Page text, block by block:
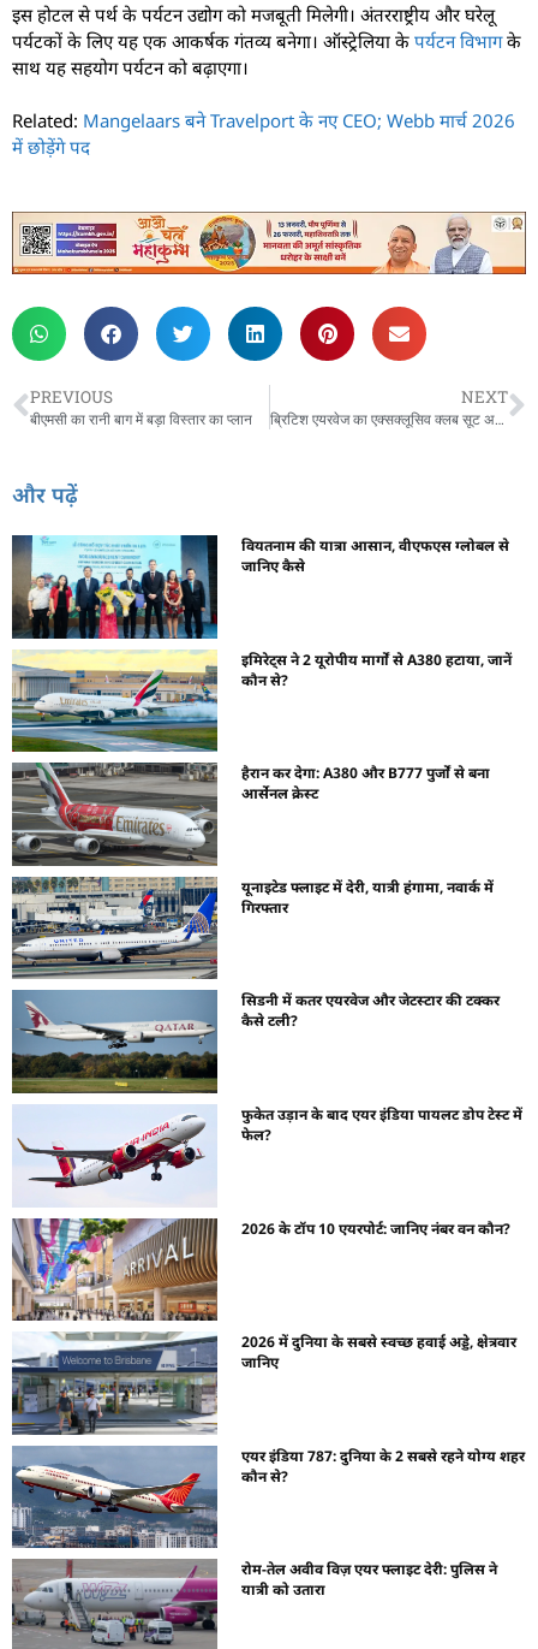
इस होटल से पर्थ के पर्यटन उद्योग को मजबूती मिलेगी। अंतरराष्ट्रीय और घरेलू
पर्यटकों के लिए यह एक आकर्षक गंतव्य बनेगा। ऑस्ट्रेलिया के पर्यटन विभागके
साथ यह सहयोग पर्यटन को बढ़ाएगा।
Related: Mangelaars बने Travelport के नए CEO; Webb मार्च 2026
में छोड़ेंगे पद
PREVIOUS
बीएमसी का रानी बाग में बड़ा विस्तार का प्लान
NEXT
ब्रिटिश एयरवेज का एक्सक्लूसिव क्लब सूट अब गैटविक एयरपोर्ट पर, नई 787-10 ड्रीमलाइनर फ्लीट के साथ
और पढ़ें
वियतनाम की यात्रा आसान, वीएफएस ग्लोबल से
जानिए कैसे
इमिरेट्स ने 2 यूरोपीय मार्गों से A380 हटाया, जानें
कौन से?
हैरान कर देगा: A380 और B777 पुर्जों से बना
आर्सेनल क्रेस्ट
यूनाइटेड फ्लाइट में देरी, यात्री हंगामा, नवार्क में
गिरफ्तार
सिडनी में कतर एयरवेज और जेटस्टार की टक्कर
कैसे टली?
फुकेत उड़ान के बाद एयर इंडिया पायलट डोप टेस्ट में
फेल?
2026 के टॉप 10 एयरपोर्ट: जानिए नंबर वन कौन?
2026 में दुनिया के सबसे स्वच्छ हवाई अड्डे, क्षेत्रवार
जानिए
एयर इंडिया 787: दुनिया के 2 सबसे रहने योग्य शहर
कौन से?
रोम-तेल अवीव विज़ एयर फ्लाइट देरी: पुलिस ने
यात्री को उतारा